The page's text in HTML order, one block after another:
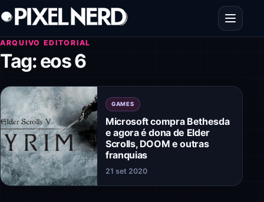
Pular para o conteúdo
Abrir
ARQUIVO EDITORIAL
Tag:eos 6
GAMES
Microsoft compra Bethesda
e agora é dona de Elder
Scrolls, DOOM e outras
franquias
21 set 2020